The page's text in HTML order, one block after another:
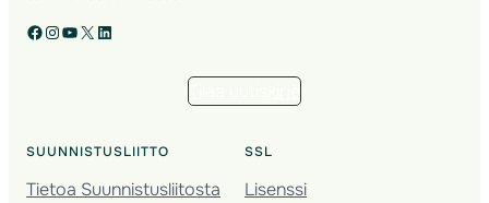
Facebook Instagram YouTube X LinkedIn
SUUNNISTUSLIITTO
Tietoa Suunnistusliitosta
SSL
Lisenssi